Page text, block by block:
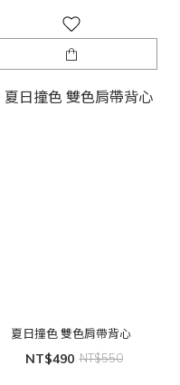
夏日撞色 雙色肩帶背心
NT$490 NT$550